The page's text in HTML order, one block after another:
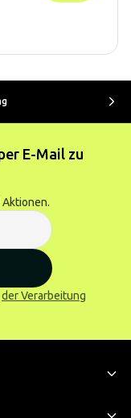
E-Mail zu
der Verarbeitung